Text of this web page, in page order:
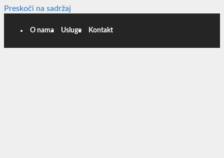
Preskoči na sadržaj
O nama Usluge Kontakt